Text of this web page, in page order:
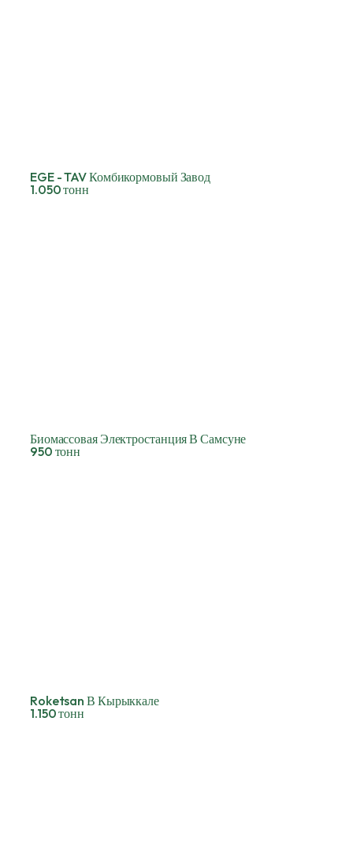
EGE - TAV Комбикормовый Завод
1.050 тонн
Биомассовая Электростанция В Самсуне
950 тонн
Roketsan В Кырыккале
1.150 тонн